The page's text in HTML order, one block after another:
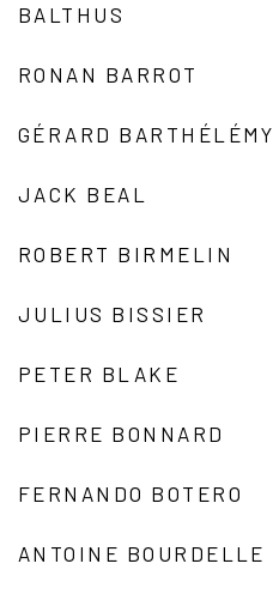
BALTHUS
RONAN BARROT
GÉRARD BARTHÉLÉMY
JACK BEAL
ROBERT BIRMELIN
JULIUS BISSIER
PETER BLAKE
PIERRE BONNARD
FERNANDO BOTERO
ANTOINE BOURDELLE